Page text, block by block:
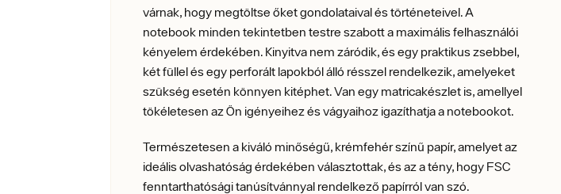
várnak, hogy megtöltse őket gondolataival és történeteivel. A
notebook minden tekintetben testre szabott a maximális felhasználói
kényelem érdekében. Kinyitva nem záródik, és egy praktikus zsebbel,
két füllel és egy perforált lapokból álló résszel rendelkezik, amelyeket
szükség esetén könnyen kitéphet. Van egy matricakészlet is, amellyel
tökéletesen az Ön igényeihez és vágyaihoz igazíthatja a notebookot.
Természetesen a kiváló minőségű, krémfehér színű papír, amelyet az
ideális olvashatóság érdekében választottak, és az a tény, hogy FSC
fenntarthatósági tanúsítvánnyal rendelkező papírról van szó.